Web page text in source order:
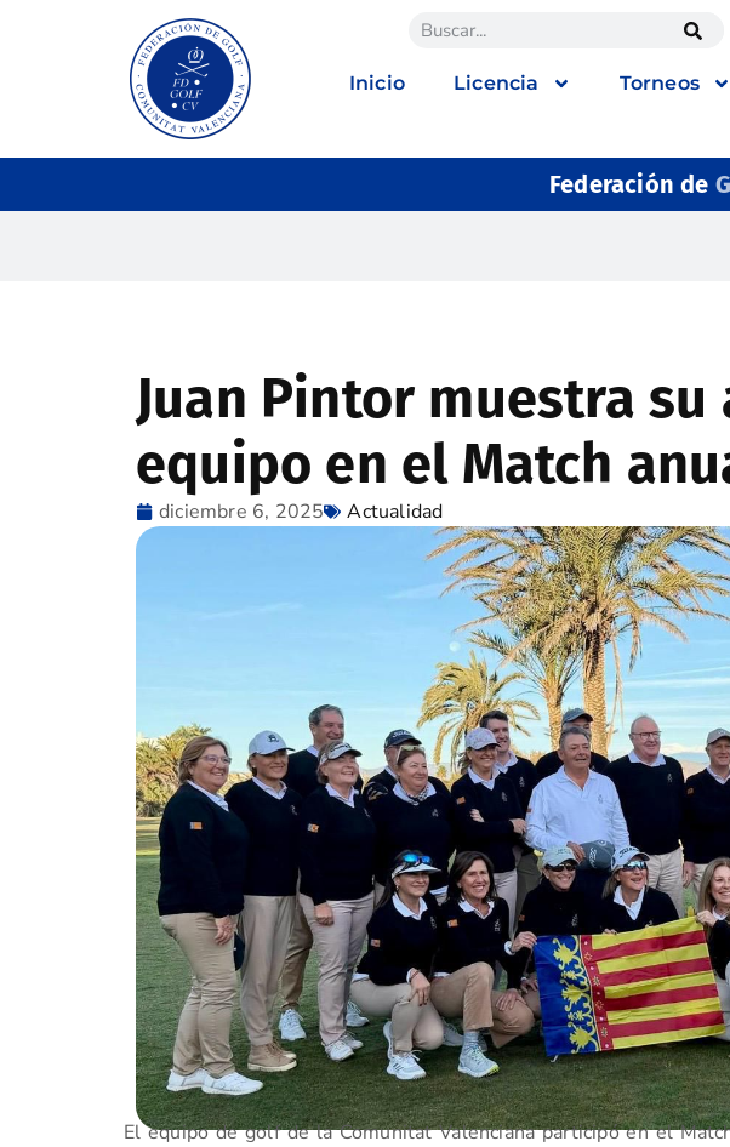
Inicio Licencia Torneos
Federación de
Juan Pintor muestra su
equipo en el Match
diciembre 6, 2025 Actualidad
El equipo de golf de la Comunitat Valenciana participó en el